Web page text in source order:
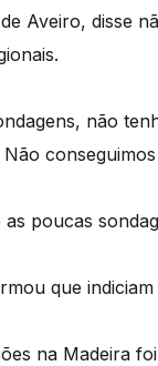
Aveiro, disse
não
poucas
que
na Madeira